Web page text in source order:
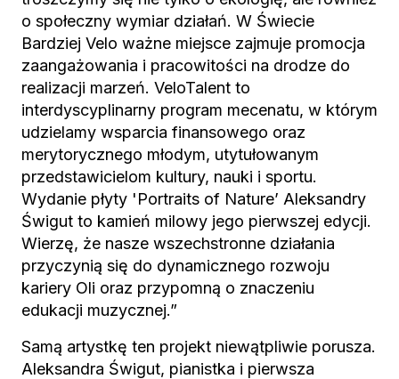
o społeczny wymiar działań. W Świecie
Bardziej Velo ważne miejsce zajmuje promocja
zaangażowania i pracowitości na drodze do
realizacji marzeń. VeloTalent to
interdyscyplinarny program mecenatu, w którym
udzielamy wsparcia finansowego oraz
merytorycznego młodym, utytułowanym
przedstawicielom kultury, nauki i sportu.
Wydanie płyty 'Portraits of Nature’ Aleksandry
Świgut to kamień milowy jego pierwszej edycji.
Wierzę, że nasze wszechstronne działania
przyczynią się do dynamicznego rozwoju
kariery Oli oraz przypomną o znaczeniu
edukacji muzycznej.”
Samą artystkę ten projekt niewątpliwie porusza.
Aleksandra Świgut, pianistka i pierwsza